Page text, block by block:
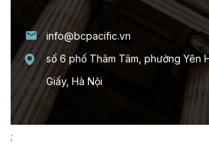
info@bcpacific.vn
số 6 phố Thâm Tâm, phường Yên
Giấy, Hà Nội
;